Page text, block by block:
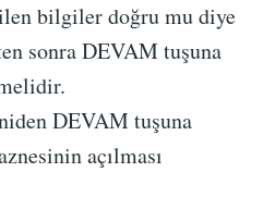
bilgiler doğru mu diye
sonra DEVAM tuşuna
DEVAM tuşuna
açılması